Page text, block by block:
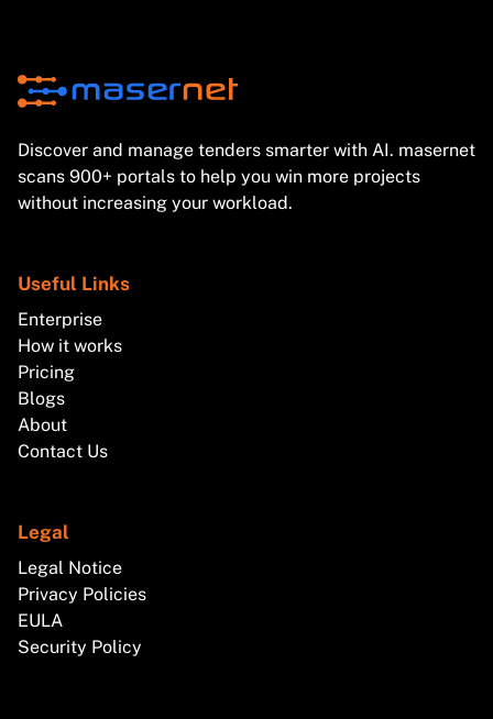
Discover and manage tenders smarter with AI. masernet
scans 900+ portals to help you win more projects
without increasing your workload.
Useful Links
Enterprise
How it works
Pricing
Blogs
About
Contact Us
Legal
Legal Notice
Privacy Policies
EULA
Security Policy